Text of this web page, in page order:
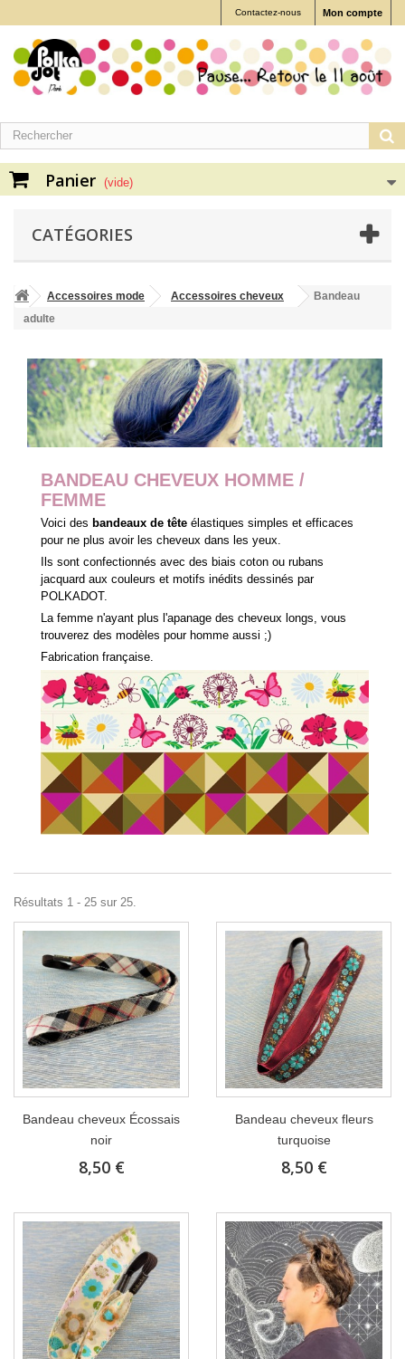
Mon compte
Contactez-nous
Panier (vide)
CATÉGORIES
Accessoires mode Accessoires cheveux
Bandeau
adulte
BANDEAU CHEVEUX HOMME /
FEMME
Voici des bandeaux de tête élastiques simples et efficaces
pour ne plus avoir les cheveux dans les yeux.
Ils sont confectionnés avec des biais coton ou rubans
jacquard aux couleurs et motifs inédits dessinés par
POLKADOT.
La femme n'ayant plus l'apanage des cheveux longs, vous
trouverez des modèles pour homme aussi ;)
Fabrication française.
Résultats 1 - 25 sur 25.
Bandeau cheveux Écossais
noir
8,50 €
Bandeau cheveux fleurs
turquoise
8,50 €